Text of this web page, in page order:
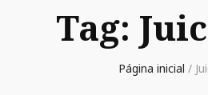
Tag:
Página inicial /